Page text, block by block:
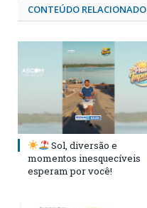
CONTEÚDO RELACIONADO
Sol, diversão e
momentos inesquecíveis
esperam por você!